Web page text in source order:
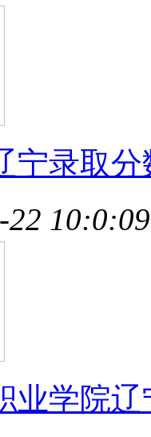
宁录取分
10:0:09
业学院辽